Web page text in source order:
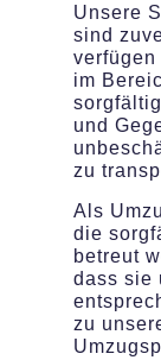
Unsere
sind
im
und
zu
Als
die
betreut
dass sie
zu